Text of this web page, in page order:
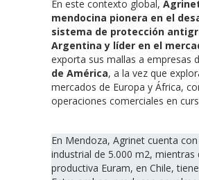
En este contexto global,
mendocina pionera en el
sistema de protección
Argentina y líder en el
exporta sus mallas a empresas
de América, a la vez que
mercados de Europa y África,
operaciones comerciales en
En Mendoza, Agrinet cuenta
industrial de 5.000 m2, mientras
productiva Euram, en Chile,